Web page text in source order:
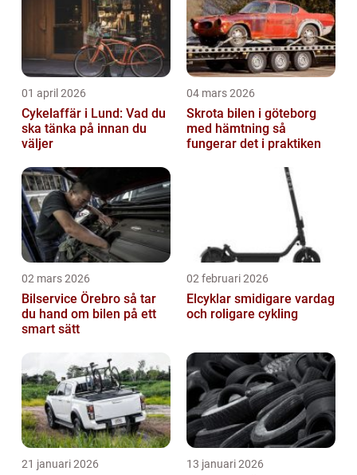
01 april 2026
Cykelaffär i Lund: Vad du
ska tänka på innan du
väljer
04 mars 2026
Skrota bilen i göteborg
med hämtning så
fungerar det i praktiken
02 mars 2026
Bilservice Örebro så tar
du hand om bilen på ett
smart sätt
02 februari 2026
Elcyklar smidigare vardag
och roligare cykling
21 januari 2026 13 januari 2026